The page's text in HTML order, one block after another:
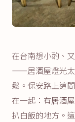
在台南想小酌、
——居酒屋燈光太
鬆。保安路上這
在一起：有居酒
扒白飯的地方。